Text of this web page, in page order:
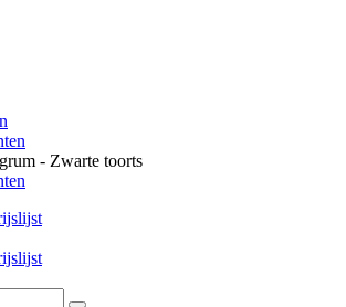
- Zwarte toorts